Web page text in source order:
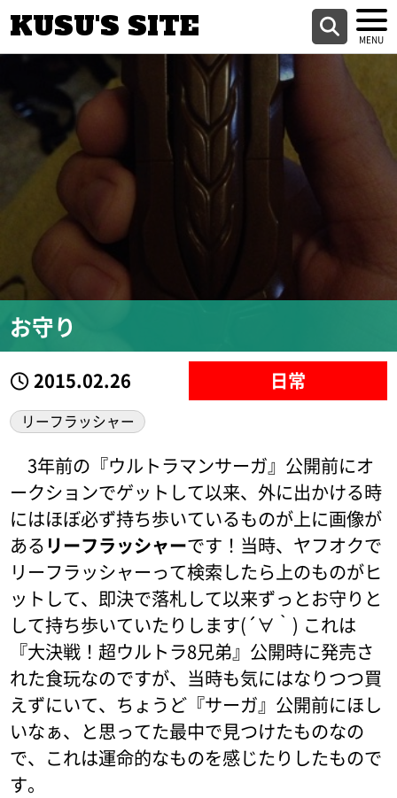
KUSU'S SITE
お守り
2015.02.26 日常
リーフラッシャー
3年前の『ウルトラマンサーガ』公開前にオ
ークションでゲットして以来、外に出かける時
にはほぼ必ず持ち歩いているものが上に画像が
ある リーフラッシャーです！当時、ヤフオクで
リーフラッシャーって検索したら上のものがヒ
ットして、即決で落札して以来ずっとお守りと
して持ち歩いていたりします(´∀｀) これは
『大決戦！超ウルトラ8兄弟』公開時に発売さ
れた食玩なのですが、当時も気にはなりつつ買
えずにいて、ちょうど『サーガ』公開前にほし
いなぁ、と思ってた最中で見つけたものなの
で、これは運命的なものを感じたりしたもので
す。